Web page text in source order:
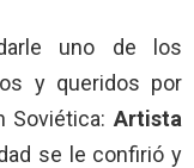
uno de los
y queridos por
Soviética: Artista
se le confirió y